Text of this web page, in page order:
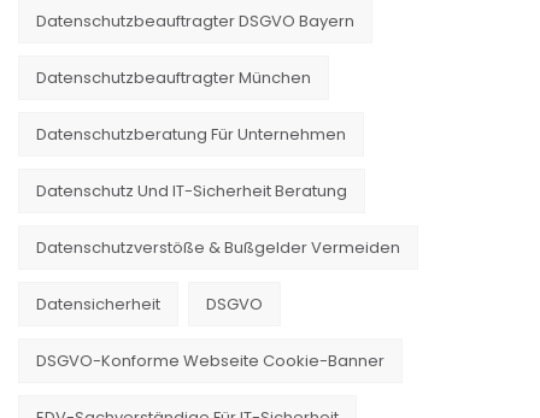
Datenschutzbeauftragter DSGVO Bayern
Datenschutzbeauftragter München
Datenschutzberatung Für Unternehmen
Datenschutz Und IT-Sicherheit Beratung
Datenschutzverstöße & Bußgelder Vermeiden
Datensicherheit DSGVO
DSGVO-Konforme Webseite Cookie-Banner